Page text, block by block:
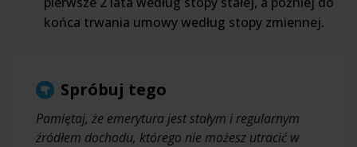
końca trwania umowy według stopy zmiennej.
Spróbuj tego
Pamiętaj, że emerytura jest stałym i regularnym
źródłem dochodu, którego nie możesz utracić w